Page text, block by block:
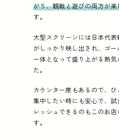
がり、観戦と遊びの両方が
す。
大型スクリーンには日本代
がしっかり映し出され、ゴ
一体となって盛り上がる熱
た。
カウンター席もあるので、
集中したい時にも安心で、
レッシュできるのもこのお
す。